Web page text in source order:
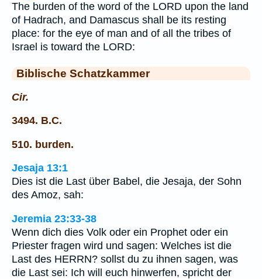
The burden of the word of the LORD upon the land
of Hadrach, and Damascus shall be its resting
place: for the eye of man and of all the tribes of
Israel is toward the LORD:
Biblische Schatzkammer
Cir.
3494. B.C.
510. burden.
Jesaja 13:1
Dies ist die Last über Babel, die Jesaja, der Sohn
des Amoz, sah:
Jeremia 23:33-38
Wenn dich dies Volk oder ein Prophet oder ein
Priester fragen wird und sagen: Welches ist die
Last des HERRN? sollst du zu ihnen sagen, was
die Last sei: Ich will euch hinwerfen, spricht der